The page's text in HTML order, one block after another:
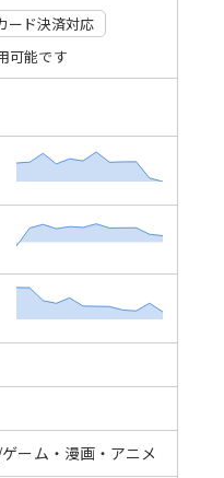
ード決済対応
可能です
ーム・漫画・アニメ